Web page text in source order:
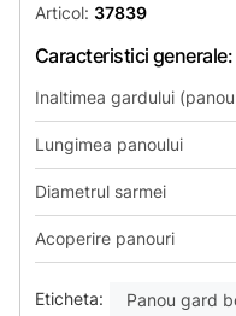
Articol: 37839
Caracteristici generale:
Inaltimea gardului
Lungimea panoului
Diametrul sarmei
Acoperire panouri
Eticheta: Panou gard